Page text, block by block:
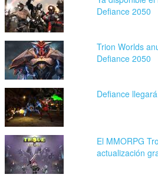
Defiance 2050
Trion Worlds
Defiance 2050
Defiance
El MMORPG
actualización